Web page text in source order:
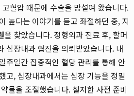
혈압 때문에 수술을 망설여 왔습니다.
높다는 이야기를 듣고 좌절하던 중, 지
을 찾았습니다. 정형외과 진료 후, 할머
심장내과 협진을 의뢰받았습니다. 내
주일간 집중적인 혈당 관리를 통해 안
고, 심장내과에서는 심장 기능을 정밀
물을 조절했습니다. 철저한 사전 준비